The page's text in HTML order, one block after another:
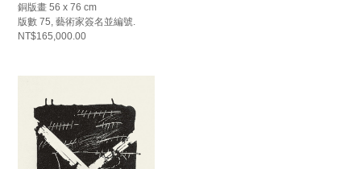
銅版畫 56 x 76 cm
版數 75, 藝術家簽名並編號.
NT$165,000.00